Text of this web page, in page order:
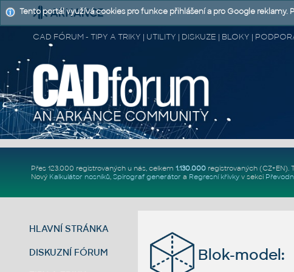
CAD FÓRUM - TIPY A TRIKY | UTILITY | DISKUZE | BLOKY |
Přes 123.000 registrovaných u nás, celkem 1.130.000registrovaných (CZ+EN).
Nový Kalkulátor nosníků, Spirograf generátor a Regresní křivkyv sekci
HLAVNÍ STRÁNKA
DISKUZNÍ FÓRUM Blok-model:
Tento portál využívá cookies pro funkce přihlášení a pro Google